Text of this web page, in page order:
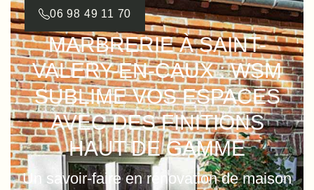
06 98 49 11 70
MARBRERIE À SAINT-
VALERY-EN-CAUX : WSM
SUBLIME VOS ESPACES
AVEC DES FINITIONS
HAUT DE GAMME
Un savoir-faire en rénovation de maison